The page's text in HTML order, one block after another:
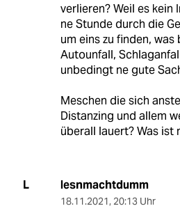
verlieren? Weil es
ne Stunde durch die
um eins zu finden, was
Autounfall,
unbedingt ne gute
Meschen die sich
Distanzing und allem
überall lauert? Was ist
L lesnmachtdumm
18.11.2021, 20:13 Uhr